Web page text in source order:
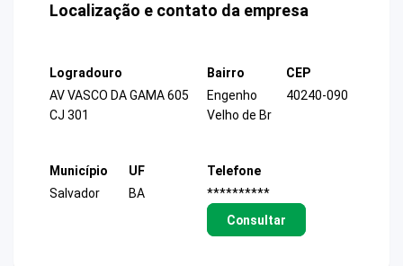
Localização e contato da empresa
Logradouro
AV VASCO DA GAMA 605
CJ 301
Bairro
Engenho
Velho de Br
CEP
40240-090
Município
Salvador
UF
BA
Telefone
**********
Consultar